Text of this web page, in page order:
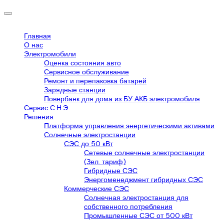
Главная
О нас
Электромобили
Оценка состояния авто
Сервисное обслуживание
Ремонт и перепаковка батарей
Зарядные станции
Повербанк для дома из БУ АКБ электромобиля
Сервис С.Н.Э.
Решения
Платформа управления энергетическими активами
Солнечные электростанции
СЭС до 50 кВт
Сетевые солнечные электростанции
(Зел. тариф)
Гибридные СЭС
Энергоменеджмент гибридных СЭС
Коммерческие СЭС
Солнечная электростанция для
собственного потребления
Промышленные СЭС от 500 кВт